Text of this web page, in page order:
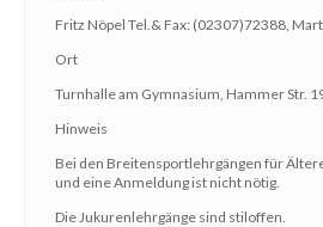
Fritz Nöpel Tel.& Fax: (02307)72388,
Ort
Turnhalle am Gymnasium, Hammer Str.
Hinweis
Bei den Breitensportlehrgängen für
und eine Anmeldung ist nicht nötig.
Die Jukurenlehrgänge sind stiloffen.